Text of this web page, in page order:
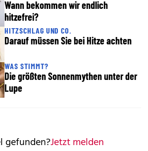
Wann bekommen wir endlich
hitzefrei?
HITZSCHLAG UND CO.
Darauf müssen Sie bei Hitze achten
WAS STIMMT?
Die größten Sonnenmythen unter der
Lupe
gefunden?Jetzt melden